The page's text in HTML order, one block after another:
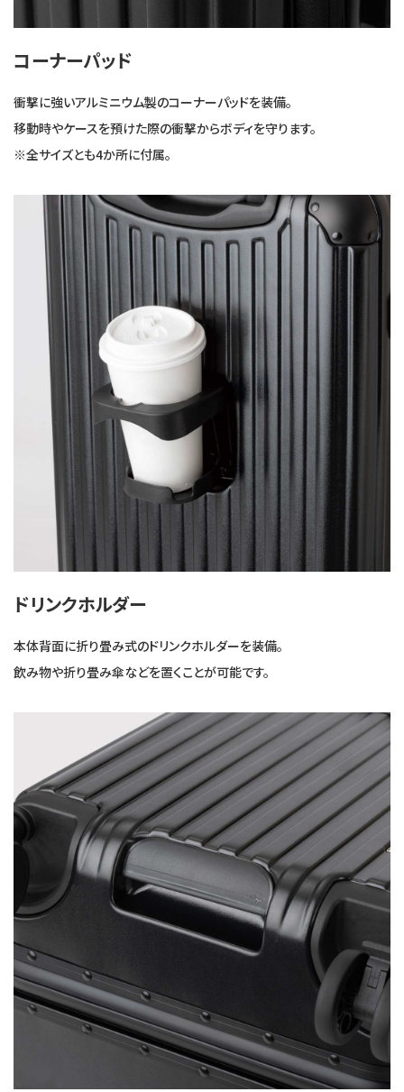
コーナーパッド
衝撃に強いアルミニウム製のコーナーパッドを装備。
移動時やケースを預けた際の衝撃からボディを守ります。
※全サイズとも4か所に付属。
ドリンクホルダー
本体背面に折り畳み式のドリンクホルダーを装備。
飲み物や折り畳み傘などを置くことが可能です。